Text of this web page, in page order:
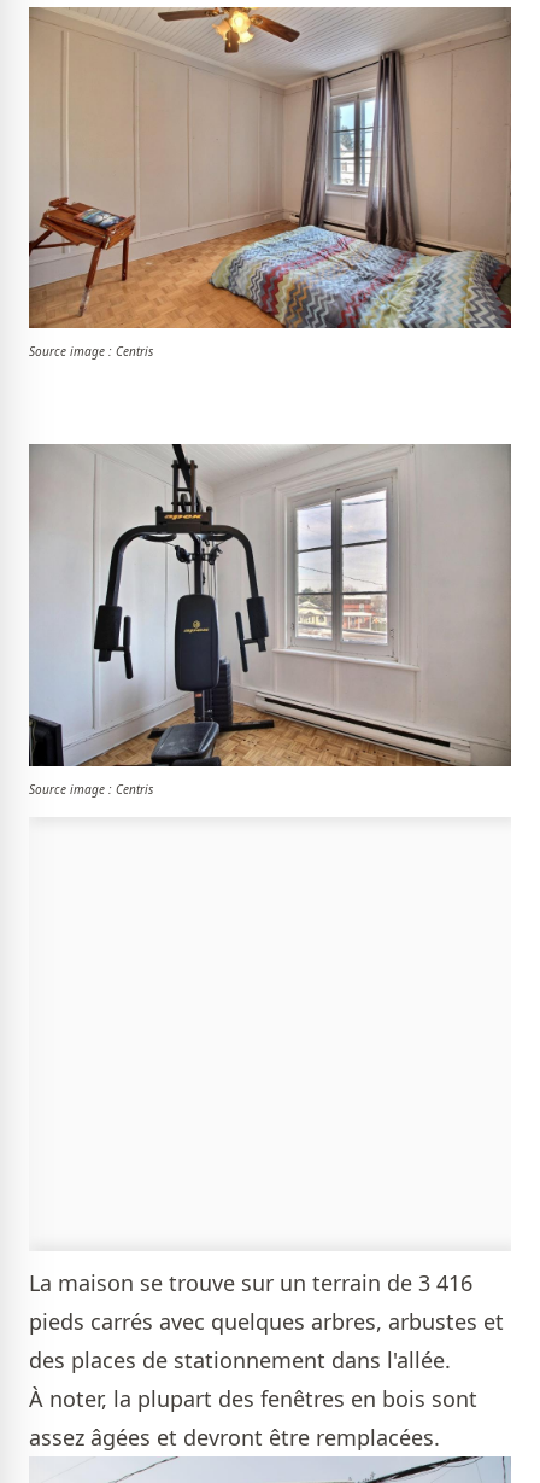
Source image : Centris
Source image : Centris
La maison se trouve sur un terrain de 3 416
pieds carrés avec quelques arbres, arbustes et
des places de stationnement dans l'allée.
À noter, la plupart des fenêtres en bois sont
assez âgées et devront être remplacées.